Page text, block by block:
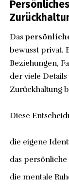
Das
bewusst privat.
Beziehungen,
der viele
Zurückhaltung
Diese
die eigene
das
die mentale